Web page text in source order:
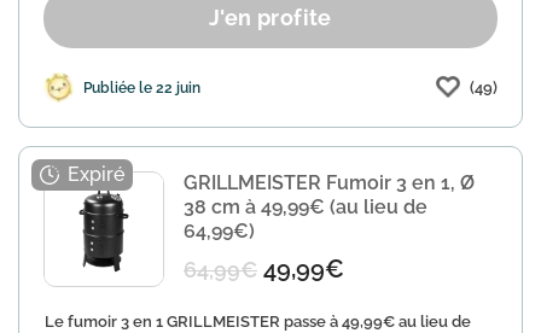
J'en profite
Publiée le 22 juin (49)
GRILLMEISTER Fumoir 3 en 1, Ø
38 cm à 49,99€ (au lieu de
64,99€)
64,99€ 49,99€
Le fumoir 3 en 1 GRILLMEISTER passe à 49,99€ au lieu de